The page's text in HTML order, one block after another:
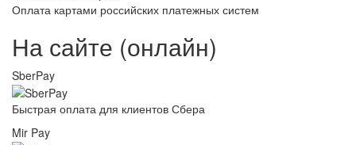
Оплата картами российских платежных систем
На сайте (онлайн)
SberPay
Быстрая оплата для клиентов Сбера
Mir Pay